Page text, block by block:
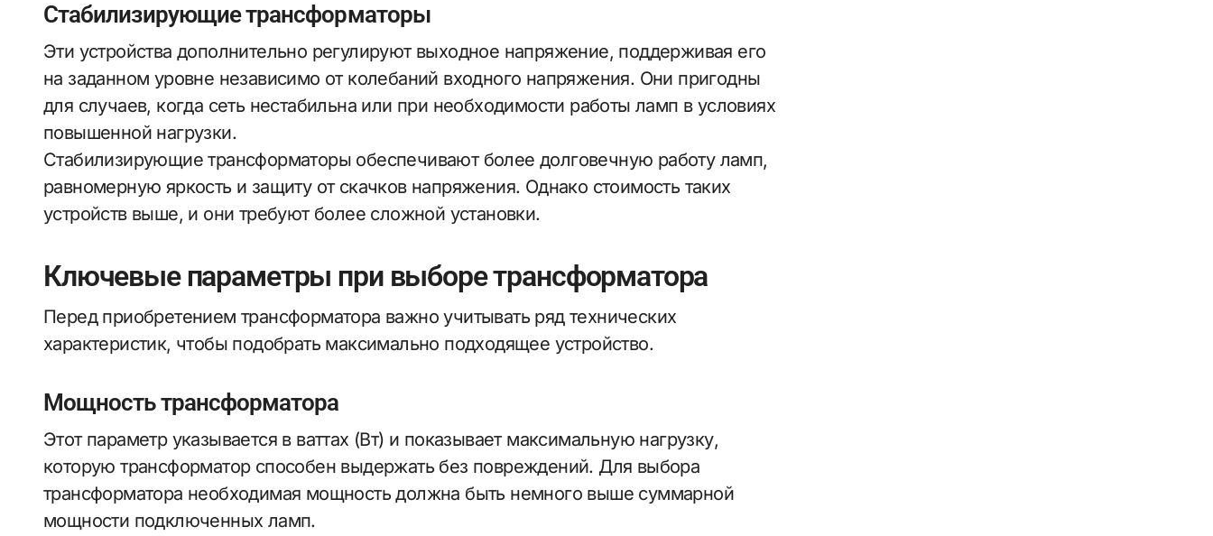
Стабилизирующие трансформаторы
Эти устройства дополнительно регулируют выходное напряжение, поддерживая его
на заданном уровне независимо от колебаний входного напряжения. Они пригодны
для случаев, когда сеть нестабильна или при необходимости работы ламп в условиях
повышенной нагрузки.
Стабилизирующие трансформаторы обеспечивают более долговечную работу ламп,
равномерную яркость и защиту от скачков напряжения. Однако стоимость таких
устройств выше, и они требуют более сложной установки.
Ключевые параметры при выборе трансформатора
Перед приобретением трансформатора важно учитывать ряд технических
характеристик, чтобы подобрать максимально подходящее устройство.
Мощность трансформатора
Этот параметр указывается в ваттах (Вт) и показывает максимальную нагрузку,
которую трансформатор способен выдержать без повреждений. Для выбора
трансформатора необходимая мощность должна быть немного выше суммарной
мощности подключенных ламп.